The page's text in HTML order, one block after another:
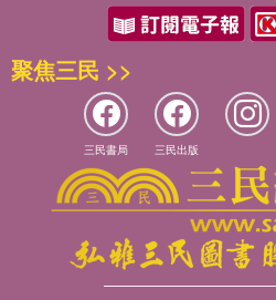
聚焦三民 >>
三民書局 三民出版